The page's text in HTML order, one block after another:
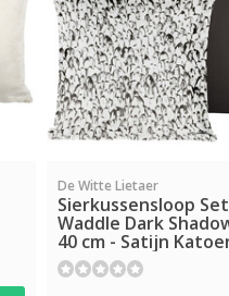
De Witte Lietaer
Sierkussensloop Set
Waddle Dark
40 cm - Satijn